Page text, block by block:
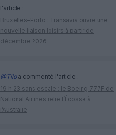
l'article :
Bruxelles–Porto : Transavia ouvre une
nouvelle liaison loisirs à partir de
décembre 2026
@Tiloa commenté l'article :
19 h 23 sans escale : le Boeing 777F de
National Airlines relie l’Écosse à
l’Australie